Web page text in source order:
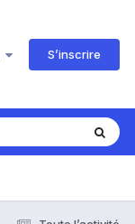
S’inscrire